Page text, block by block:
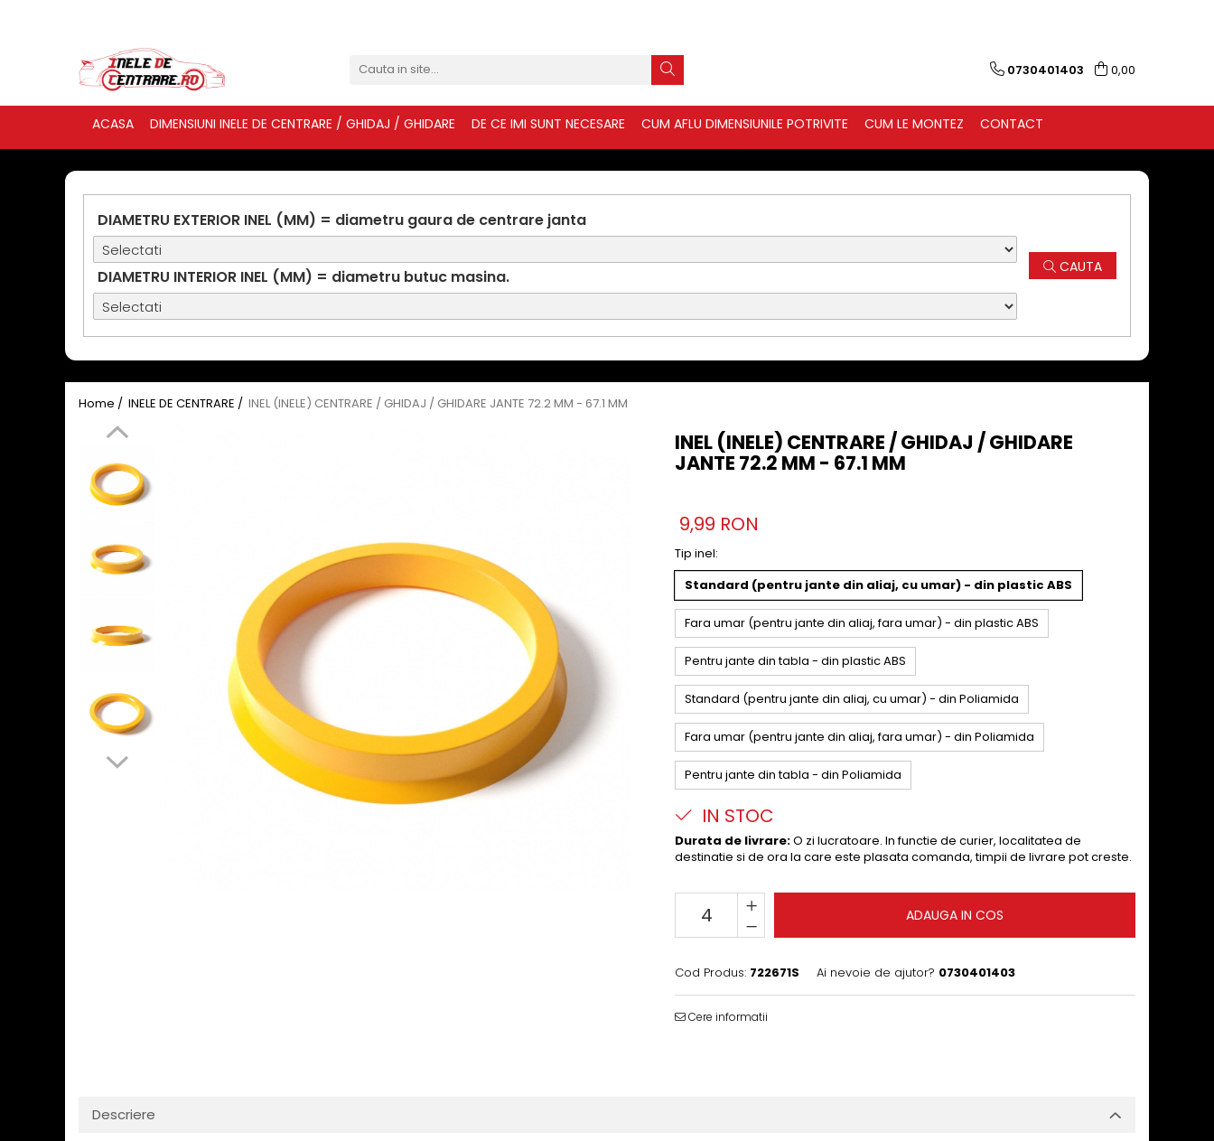
0730401403 0,00
ACASA DIMENSIUNI INELE DE CENTRARE / GHIDAJ / GHIDARE DE CE IMI SUNT NECESARE CUM AFLU DIMENSIUNILE POTRIVITE CUM LE MONTEZ CONTACT
DIAMETRU EXTERIOR INEL (MM) = diametru gaura de centrare janta
DIAMETRU INTERIOR INEL (MM) = diametru butuc masina. CAUTA
Home / INELE DE CENTRARE / INEL (INELE) CENTRARE / GHIDAJ / GHIDARE JANTE 72.2 MM - 67.1 MM
INEL (INELE) CENTRARE / GHIDAJ / GHIDARE
JANTE 72.2 MM - 67.1 MM
9,99 RON
Tip inel:
Standard (pentru jante din aliaj, cu umar) - din plastic ABS
Fara umar (pentru jante din aliaj, fara umar) - din plastic ABS
Pentru jante din tabla - din plastic ABS
Standard (pentru jante din aliaj, cu umar) - din Poliamida
Fara umar (pentru jante din aliaj, fara umar) - din Poliamida
Pentru jante din tabla - din Poliamida
IN STOC
Durata de livrare:O zi lucratoare. In functie de curier, localitatea de
destinatie si de ora la care este plasata comanda, timpii de livrare pot creste.
ADAUGA IN COS
Cod Produs: 722671S Ai nevoie de ajutor? 0730401403
Cere informatii
Descriere